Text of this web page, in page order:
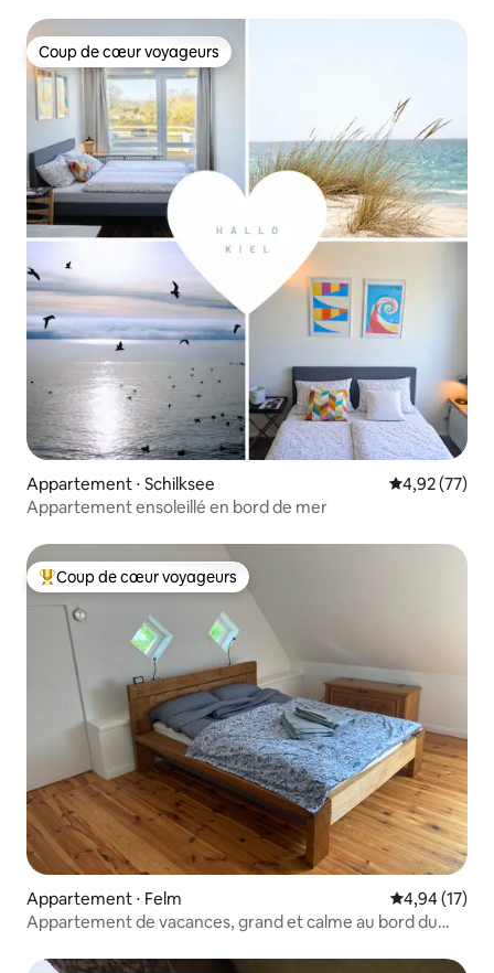
Coup de cœur voyageurs
Coup de cœur voyageurs
Appartement ⋅ Schilksee Évaluation
4,92 (77)
Appartement ensoleillé en bord de mer
Coups de cœur voyageurs les plus appréciés
Coup de cœur voyageurs
Appartement ⋅ Felm Évaluation
4,94 (17)
Appartement de vacances, grand et calme au bord du